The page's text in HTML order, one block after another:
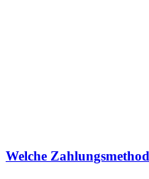
Welche